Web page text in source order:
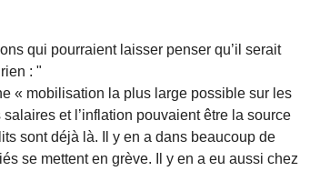
qui pourraient laisser penser qu’il serait
: "
« mobilisation la plus large possible sur les
et l’inflation pouvaient être la source
sont déjà là. Il y en a dans beaucoup de
se mettent en grève. Il y en a eu aussi chez